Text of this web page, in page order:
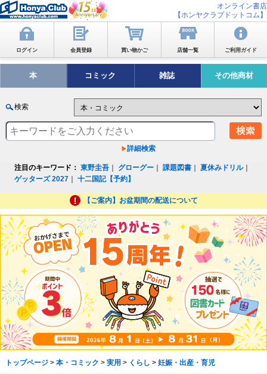
オンライン書店
【ホンヤクラブドットコム】
ログイン 会員登録 買い物かご 店舗一覧 ご利用ガイド
本 コミック 雑誌 その他商材
検索
詳細検索
注目のキーワード： 東野圭吾 グローグー ｜課題図書 ｜夏休みドリル｜
ゲッターズ 2027 ｜十二国記【予約】
【ご案内】お盆期間の配送について
トップページ> 本・コミック > 実用 > くらし > 妊娠・出産・育児